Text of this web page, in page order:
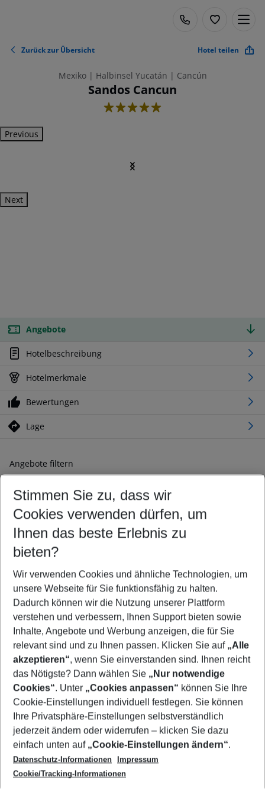
Zurück zur Übersicht Hotel teilen
Mexiko | Halbinsel Yucatán | Cancún
Sandos Cancun
5
Previous
Next
Angebote
Hotelbeschreibung
Hotelmerkmale
Bewertungen
Lage
Angebote filtern
Ändern Sie Ihre Kriterien nach Ihren Wünschen
Abflughafen wählen
Beliebiger Abflughafen
Reisezeitraum wählen
11.08.26– 09.08.27 5-8 Nächte
2 Erwachsene Keine Kinder
Mehr Filter anzeigen
Footer
Footer navigation
Über uns
AGB
Cookie-Einstellungen ändern
Cookie-Richtlinie
Datenschutz
Service & Hilfe
Barrierefreies Reisen
Check-in
Folgen Sie uns
Stimmen Sie zu, dass wir
Cookies verwenden dürfen, um
Ihnen das beste Erlebnis zu
bieten?
Wir verwenden Cookies und ähnliche Technologien, um
unsere Webseite für Sie funktionsfähig zu halten.
Dadurch können wir die Nutzung unserer Plattform
verstehen und verbessern, Ihnen Support bieten sowie
Inhalte, Angebote und Werbung anzeigen, die für Sie
relevant sind und zu Ihnen passen. Klicken Sie auf „Alle
akzeptieren“, wenn Sie einverstanden sind. Ihnen reicht
das Nötigste? Dann wählen Sie „Nur notwendige
Cookies“. Unter „Cookies anpassen“ können Sie Ihre
Cookie-Einstellungen individuell festlegen. Sie können
Ihre Privatsphäre-Einstellungen selbstverständlich
jederzeit ändern oder widerrufen – klicken Sie dazu
einfach unten auf „Cookie-Einstellungen ändern“.
Datenschutz-Informationen
Impressum
Cookie/Tracking-Informationen